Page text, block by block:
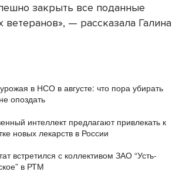
закрыть все поданные
ветеранов», — рассказала Галина
в НСО в августе: что пора убирать
опоздать
интеллект предлагают привлекать к
новых лекарств в России
встретился с коллективом ЗАО “Усть-
в РТМ